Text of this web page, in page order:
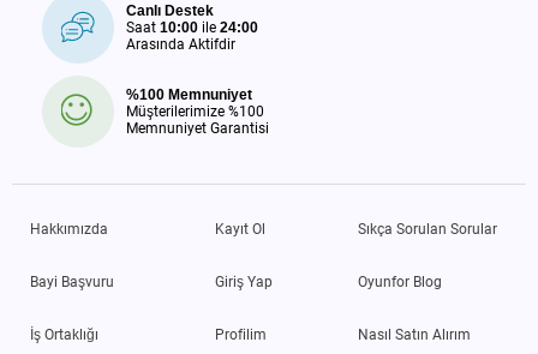
Canlı Destek
Saat 10:00 ile 24:00
Arasında Aktifdir
%100 Memnuniyet
Müşterilerimize %100
Memnuniyet Garantisi
Hakkımızda
Bayi Başvuru
İş Ortaklığı
Kayıt Ol
Giriş Yap
Profilim
Sıkça Sorulan Sorular
Oyunfor Blog
Nasıl Satın Alırım